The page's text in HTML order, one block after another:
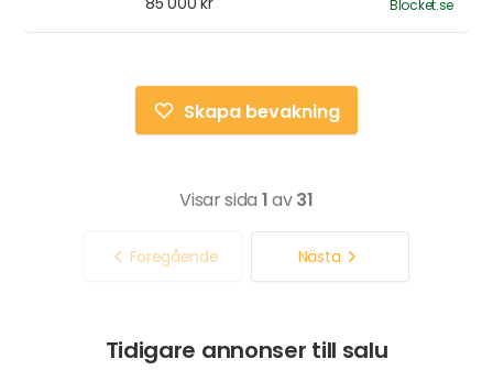
Blocket.se
Skapa bevakning
Visar sida 1av31
Föregående Nästa
Tidigare annonser till salu